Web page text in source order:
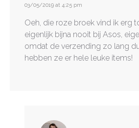
03/05/2019 at 4:25 pm
Oeh, die roze broek vind ik erg
eigenlijk bijna nooit bij Asos,
omdat de verzending zo lang
hebben ze er hele leuke items!